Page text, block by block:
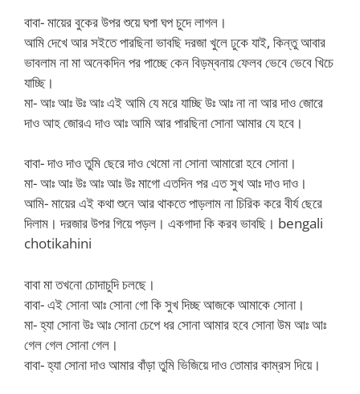
বাবা- মায়ের বুকের উপর শুয়ে ঘপা ঘপ চুদে লাগল।
আমি দেখে আর সইতে পারছিনা ভাবছি দরজা খুলে ঢুকে যাই, কিন্তু আবার
ভাবলাম না মা অনেকদিন পর পাচ্ছে কেন বিড়ম্বনায় ফেলব ভেবে ভেবে খিচে
যাচ্ছি।
মা- আঃ আঃ উঃ আঃ এই আমি যে মরে যাচ্ছি উঃ আঃ না না আর দাও জোরে
দাও আহ জোরএ দাও আঃ আমি আর পারছিনা সোনা আমার যে হবে।
বাবা- দাও দাও তুমি ছেরে দাও থেমো না সোনা আমারো হবে সোনা।
মা- আঃ আঃ উঃ আঃ আঃ উঃ মাগো এতদিন পর এত সুখ আঃ দাও দাও।
আমি- মায়ের এই কথা শুনে আর থাকতে পাড়লাম না চিরিক করে বীর্য ছেরে
দিলাম। দরজার উপর গিয়ে পড়ল। একগাদা কি করব ভাবছি। bengali
chotikahini
বাবা মা তখনো চোদাচুদি চলছে।
বাবা- এই সোনা আঃ সোনা গো কি সুখ দিচ্ছ আজকে আমাকে সোনা।
মা- হ্যা সোনা উঃ আঃ সোনা চেপে ধর সোনা আমার হবে সোনা উম আঃ আঃ
গেল গেল সোনা গেল।
বাবা- হ্যা সোনা দাও আমার বাঁড়া তুমি ভিজিয়ে দাও তোমার কাম্রস দিয়ে।